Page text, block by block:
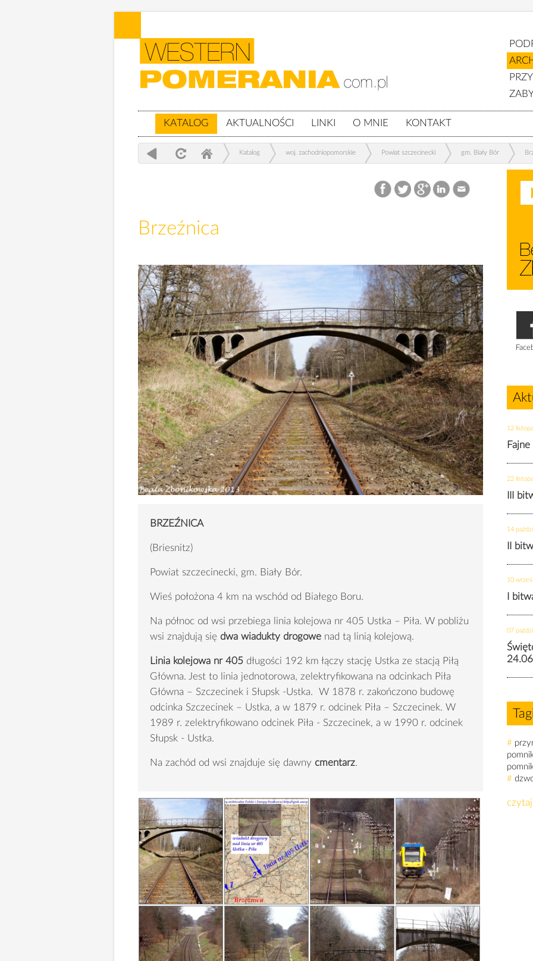
KATALOG AKTUALNOŚCI LINKI O MNIE KONTAKT
Katalog woj. zachodniopomorskie Powiat szczecinecki gm. Biały Bór
Brzeźnica
BRZEŹNICA
(Briesnitz)
Powiat szczecinecki, gm. Biały Bór.
Wieś położona 4 km na wschód od Białego Boru.
Na północ od wsi przebiega linia kolejowa nr 405 Ustka – Piła. W pobliżu
wsi znajdują się dwa wiadukty drogowe nad tą linią kolejową.
Linia kolejowa nr 405 długości 192 km łączy stację Ustka ze stacją Piłą
Główna. Jest to linia jednotorowa, zelektryfikowana na odcinkach Piła
Główna – Szczecinek i Słupsk -Ustka. W 1878 r. zakończono budowę
odcinka Szczecinek – Ustka, a w 1879 r. odcinek Piła – Szczecinek. W
1989 r. zelektryfikowano odcinek Piła - Szczecinek, a w 1990 r. odcinek
Słupsk - Ustka.
Na zachód od wsi znajduje się dawny cmentarz.
12
Fajne
22
III
14
II
10
I
07
#
#